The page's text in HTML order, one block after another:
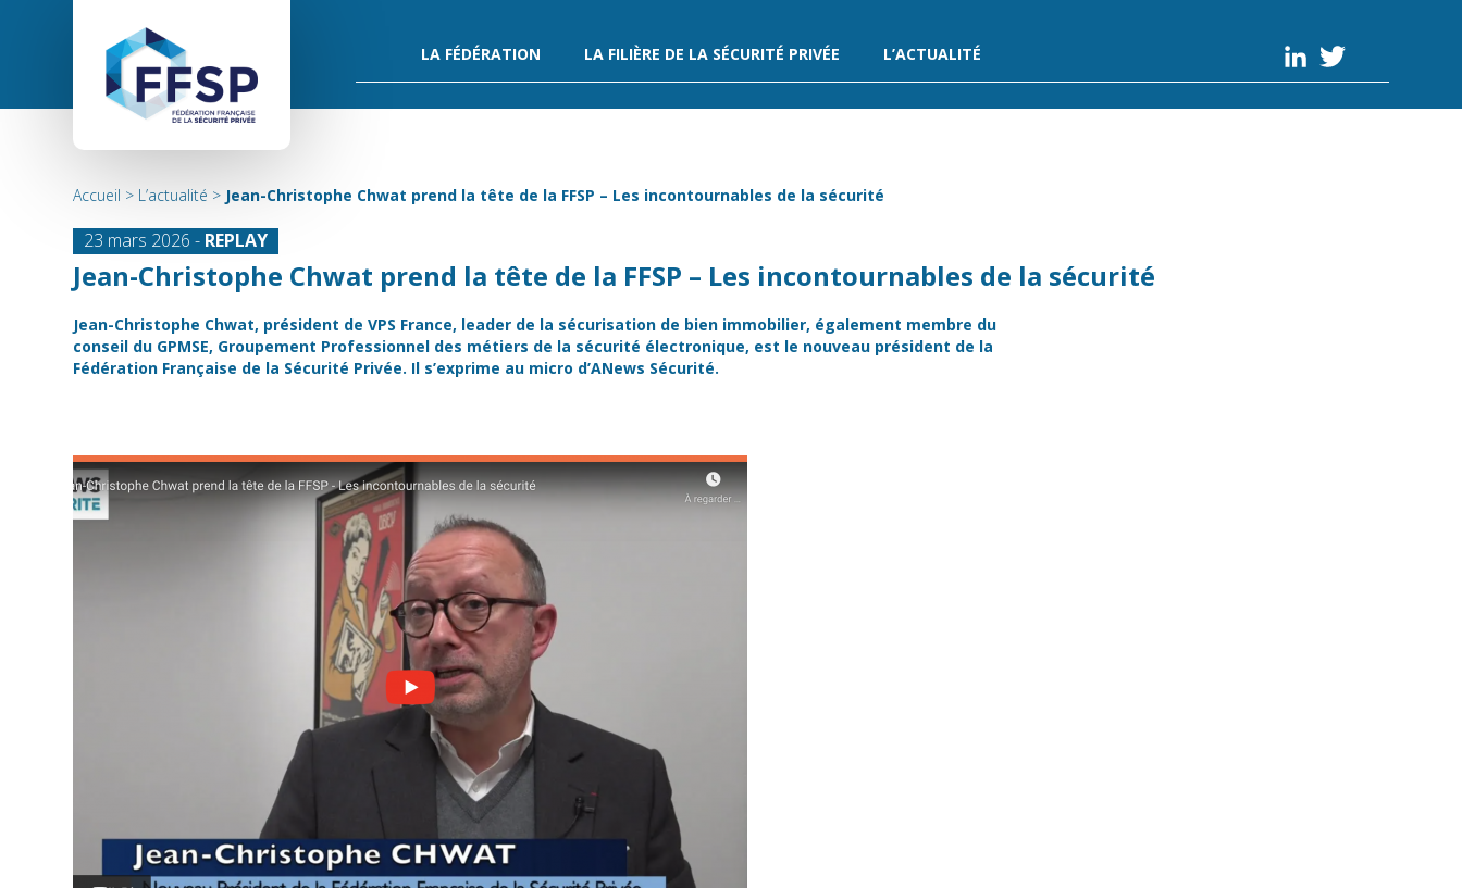
LA FÉDÉRATION LA FILIÈRE DE LA SÉCURITÉ PRIVÉE L’ACTUALITÉ
Accueil > L’actualité > Jean-Christophe Chwat prend la tête de la FFSP – Les incontournables de la sécurité
23 mars 2026 - REPLAY
Jean-Christophe Chwat prend la tête de la FFSP – Les incontournables de la sécurité
Jean-Christophe Chwat, président de VPS France, leader de la sécurisation de bien immobilier, également membre du
conseil du GPMSE, Groupement Professionnel des métiers de la sécurité électronique, est le nouveau président de la
Fédération Française de la Sécurité Privée. Il s’exprime au micro d’ANews Sécurité.